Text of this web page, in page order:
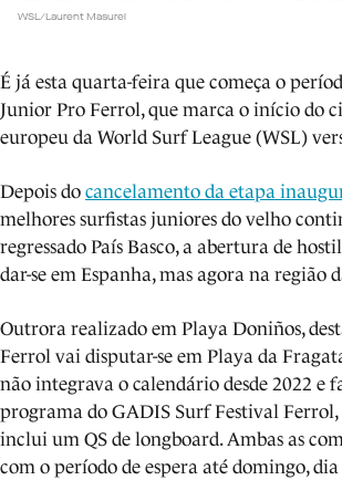
WSL/Laurent Masurel
É já esta quarta-feira que começa o
Junior Pro Ferrol, que marca o início do
europeu da World Surf League (WSL)
Depois do cancelamento da etapa
melhores surfistas juniores do velho
regressado País Basco, a abertura de
dar-se em Espanha, mas agora na região
Outrora realizado em Playa Doniños,
Ferrol vai disputar-se em Playa da
não integrava o calendário desde 2022 e
programa do GADIS Surf Festival
inclui um QS de longboard. Ambas as
com o período de espera até domingo,